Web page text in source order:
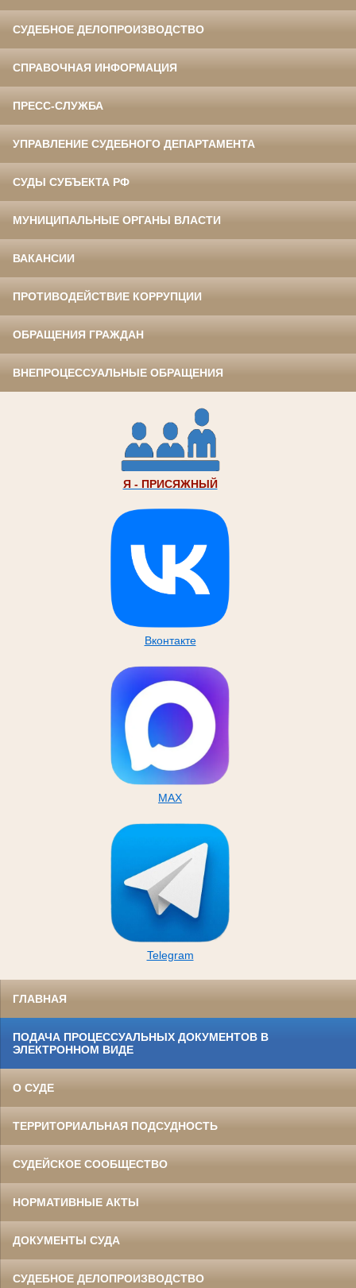
СУДЕБНОЕ ДЕЛОПРОИЗВОДСТВО
СПРАВОЧНАЯ ИНФОРМАЦИЯ
ПРЕСС-СЛУЖБА
УПРАВЛЕНИЕ СУДЕБНОГО ДЕПАРТАМЕНТА
СУДЫ СУБЪЕКТА РФ
МУНИЦИПАЛЬНЫЕ ОРГАНЫ ВЛАСТИ
ВАКАНСИИ
ПРОТИВОДЕЙСТВИЕ КОРРУПЦИИ
ОБРАЩЕНИЯ ГРАЖДАН
ВНЕПРОЦЕССУАЛЬНЫЕ ОБРАЩЕНИЯ
Я - ПРИСЯЖНЫЙ
Вконтакте
MAX
Telegram
ГЛАВНАЯ
ПОДАЧА ПРОЦЕССУАЛЬНЫХ ДОКУМЕНТОВ В
ЭЛЕКТРОННОМ ВИДЕ
О СУДЕ
ТЕРРИТОРИАЛЬНАЯ ПОДСУДНОСТЬ
СУДЕЙСКОЕ СООБЩЕСТВО
НОРМАТИВНЫЕ АКТЫ
ДОКУМЕНТЫ СУДА
СУДЕБНОЕ ДЕЛОПРОИЗВОДСТВО